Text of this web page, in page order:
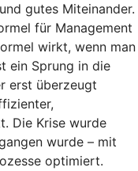
gutes Miteinander.
für Management
wirkt, wenn man
ein Sprung in die
erst überzeugt
Die Krise wurde
wurde – mit
optimiert.